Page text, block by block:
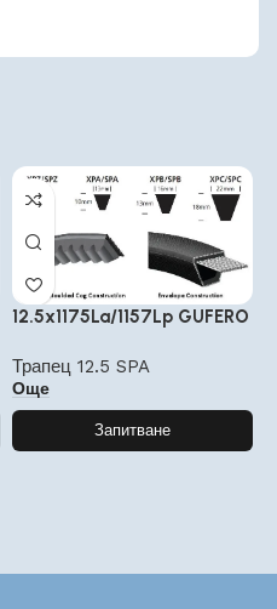
12.5x1175La/1157Lp GUFERO
Трапец 12.5 SPA
Още
Запитване